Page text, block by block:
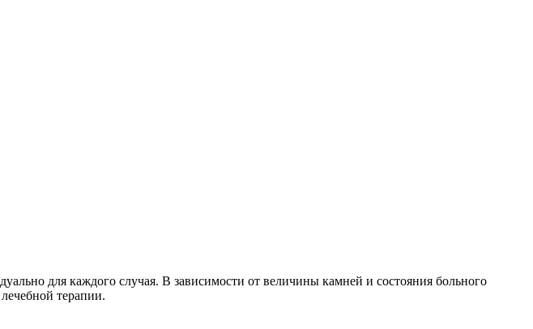
для каждого случая. В зависимости от величины камней и состояния больного
терапии.